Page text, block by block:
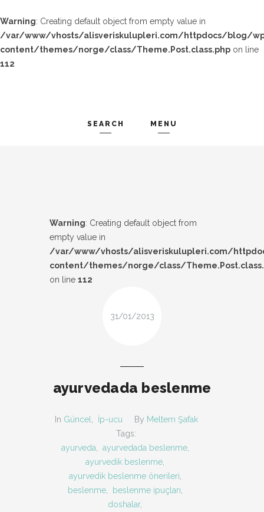
Warning: Creating default object from empty value in
/var/www/vhosts/alisveriskulupleri.com/httpdocs/blog/
content/themes/norge/class/Theme.Post.class.php on line
112
SEARCH MENU
Warning: Creating default object from
empty value in
/var/www/vhosts/alisveriskulupleri.com/
content/themes/norge/class/
on line 112
31/01/2013
ayurvedada beslenme
In Güncel İp-ucu By Meltem Şafak
Tags:
ayurveda
ayurvedada beslenme,
ayurvedik beslenme
ayurvedik beslenme önerileri
beslenme, beslenme ipuçları
doshalar,